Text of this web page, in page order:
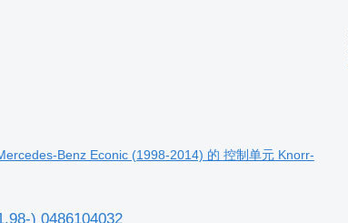
Benz Econic (1998-2014) 的 控制单元 Knorr-
) 0486104032